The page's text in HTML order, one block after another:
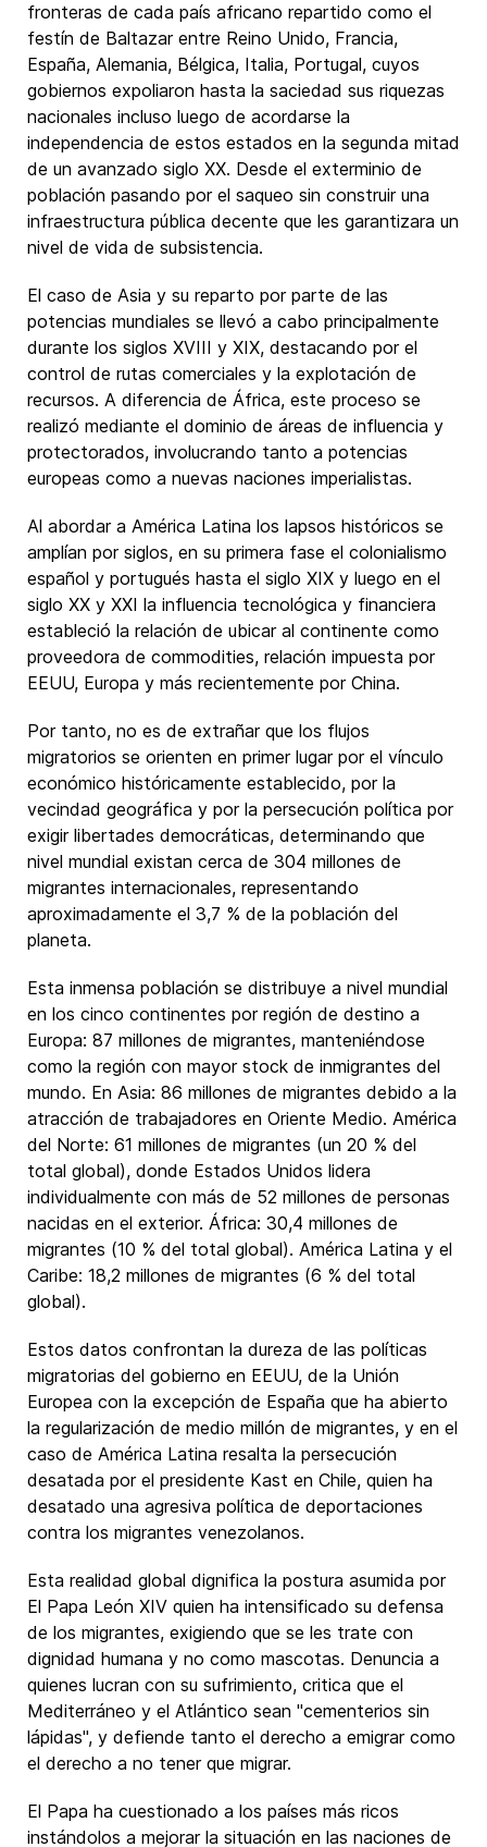
fronteras de cada país africano repartido como el
festín de Baltazar entre Reino Unido, Francia,
España, Alemania, Bélgica, Italia, Portugal, cuyos
gobiernos expoliaron hasta la saciedad sus riquezas
nacionales incluso luego de acordarse la
independencia de estos estados en la segunda mitad
de un avanzado siglo XX. Desde el exterminio de
población pasando por el saqueo sin construir una
infraestructura pública decente que les garantizara un
nivel de vida de subsistencia.
El caso de Asia y su reparto por parte de las
potencias mundiales se llevó a cabo principalmente
durante los siglos XVIII y XIX, destacando por el
control de rutas comerciales y la explotación de
recursos. A diferencia de África, este proceso se
realizó mediante el dominio de áreas de influencia y
protectorados, involucrando tanto a potencias
europeas como a nuevas naciones imperialistas.
Al abordar a América Latina los lapsos históricos se
amplían por siglos, en su primera fase el colonialismo
español y portugués hasta el siglo XIX y luego en el
siglo XX y XXI la influencia tecnológica y financiera
estableció la relación de ubicar al continente como
proveedora de commodities, relación impuesta por
EEUU, Europa y más recientemente por China.
Por tanto, no es de extrañar que los flujos
migratorios se orienten en primer lugar por el vínculo
económico históricamente establecido, por la
vecindad geográfica y por la persecución política por
exigir libertades democráticas, determinando que
nivel mundial existan cerca de 304 millones de
migrantes internacionales, representando
aproximadamente el 3,7 % de la población del
planeta.
Esta inmensa población se distribuye a nivel mundial
en los cinco continentes por región de destino a
Europa: 87 millones de migrantes, manteniéndose
como la región con mayor stock de inmigrantes del
mundo. En Asia: 86 millones de migrantes debido a la
atracción de trabajadores en Oriente Medio. América
del Norte: 61 millones de migrantes (un 20 % del
total global), donde Estados Unidos lidera
individualmente con más de 52 millones de personas
nacidas en el exterior. África: 30,4 millones de
migrantes (10 % del total global). América Latina y el
Caribe: 18,2 millones de migrantes (6 % del total
global).
Estos datos confrontan la dureza de las políticas
migratorias del gobierno en EEUU, de la Unión
Europea con la excepción de España que ha abierto
la regularización de medio millón de migrantes, y en el
caso de América Latina resalta la persecución
desatada por el presidente Kast en Chile, quien ha
desatado una agresiva política de deportaciones
contra los migrantes venezolanos.
Esta realidad global dignifica la postura asumida por
El Papa León XIV quien ha intensificado su defensa
de los migrantes, exigiendo que se les trate con
dignidad humana y no como mascotas. Denuncia a
quienes lucran con su sufrimiento, critica que el
Mediterráneo y el Atlántico sean "cementerios sin
lápidas", y defiende tanto el derecho a emigrar como
el derecho a no tener que migrar.
El Papa ha cuestionado a los países más ricos
instándolos a mejorar la situación en las naciones de